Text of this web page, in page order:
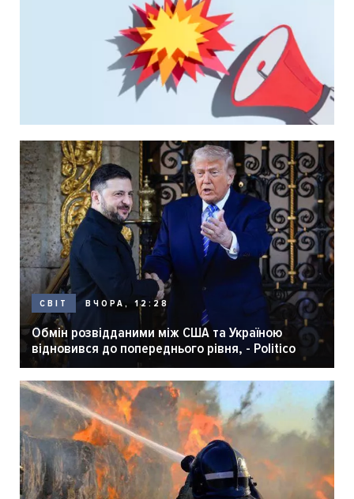
СВІТ ВЧОРА, 12:28
Обмін розвідданими між США та Україною
відновився до попереднього рівня, - Politico